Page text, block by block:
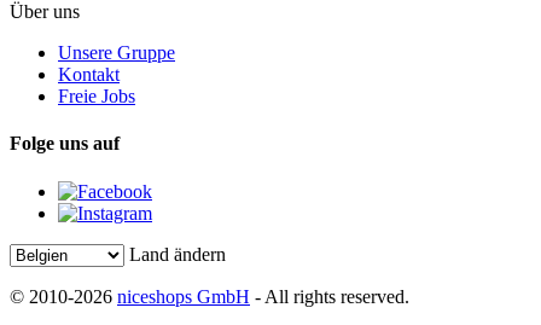
Über uns
Unsere Gruppe
Kontakt
Freie Jobs
Folge uns auf
Land ändern
© 2010-2026 niceshops GmbH - All rights reserved.